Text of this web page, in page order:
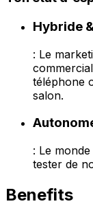
Hybride
: Le
téléphone
salon.
: Le
tester de
Benefits